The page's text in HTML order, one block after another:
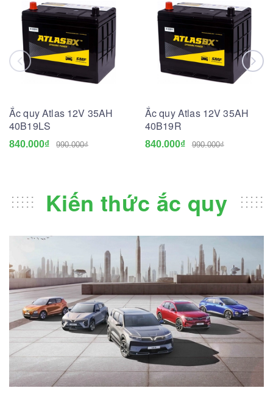
Ắc quy Atlas 12V 35AH
40B19LS
840.000₫ 990.000₫
Ắc quy Atlas 12V 35AH
40B19R
840.000₫ 990.000₫
Kiến thức ắc quy